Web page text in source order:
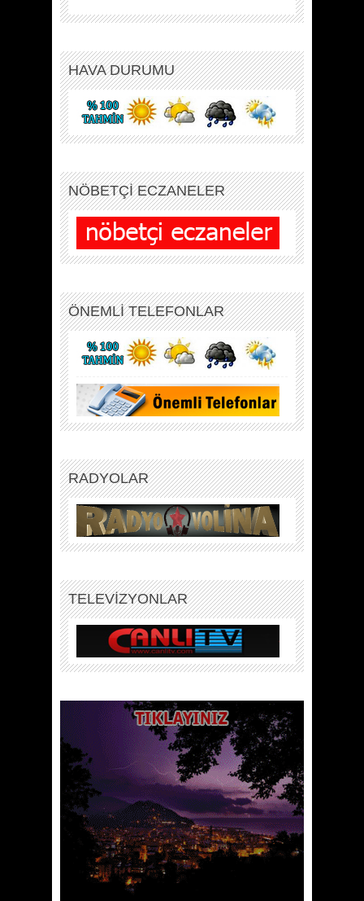
HAVA DURUMU
NÖBETÇİ ECZANELER
ÖNEMLİ TELEFONLAR
RADYOLAR
TELEVİZYONLAR